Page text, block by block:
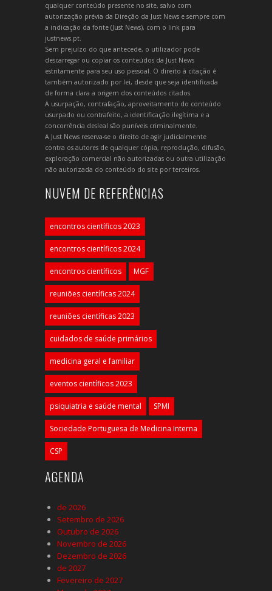
qualquer conteúdo presente no site, salvo com
autorização prévia da Direção da Just News e sempre com
a indicação da fonte (Just News), com o link para
justnews.pt.
Sem prejuízo do que antecede, o utilizador pode
descarregar ou copiar os conteúdos da Just News
estritamente para seu uso pessoal. O direito à citação é
também autorizado por lei, desde que seja identificada
de forma clara a origem dos conteúdos citados.
A usurpação, contrafação, aproveitamento do conteúdo
usurpado ou contrafeito, a identificação ilegítima e a
concorrência desleal são puníveis criminalmente.
A Just News reserva-se o direito de agir judicialmente
contra os autores de qualquer cópia, reprodução, difusão,
exploração comercial não autorizadas ou outra utilização
não autorizada do conteúdo do site por terceiros.
NUVEM DE REFERÊNCIAS
encontros científicos 2023
encontros científicos 2024
encontros científicos MGF
reuniões científicas 2024
reuniões científicas 2023
cuidados de saúde primários
medicina geral e familiar
eventos científicos 2023
psiquiatria e saúde mental SPMI
Sociedade Portuguesa de Medicina Interna
CSP
AGENDA
de 2026
Setembro de 2026
Outubro de 2026
Novembro de 2026
Dezembro de 2026
de 2027
Fevereiro de 2027